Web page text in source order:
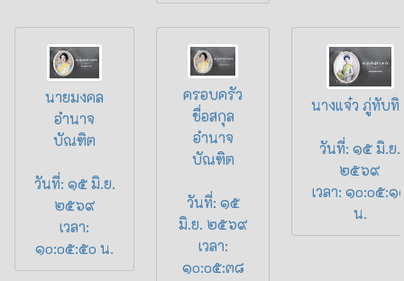
นายมงคล
อำนาจ
บัณฑิต
วันที่: ๑๕ มิ.ย.
๒๕๖๙
เวลา:
๑o:o๕:๕o น.
ครอบครัว
ชื่อสกุล
อำนาจ
บัณฑิต
วันที่: ๑๕
มิ.ย. ๒๕๖๙
เวลา:
๑o:o๕:๓๘
นางแจ๋ว ภู่ทับทิ
วันที่: ๑๕ มิ.ย.
๒๕๖๙
เวลา: ๑o:o๕:๑
น.